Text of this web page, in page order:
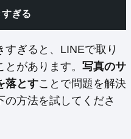
ぎる
ぎると、LINEで取り
があります。 写真のサ
落とすことで問題を解決
方法を試してくださ